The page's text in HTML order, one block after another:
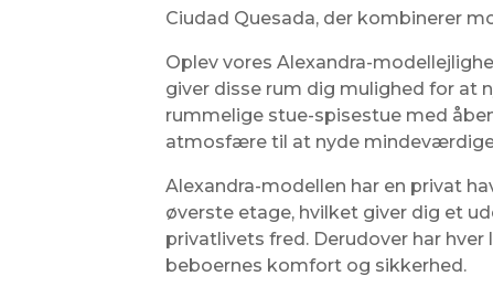
Ciudad Quesada, der kombinerer
Oplev vores Alexandra-
giver disse rum dig mulighed for at
rummelige stue-spisestue med
atmosfære til at nyde
Alexandra-modellen har en privat
øverste etage, hvilket giver dig et
privatlivets fred. Derudover har
beboernes komfort og sikkerhed.